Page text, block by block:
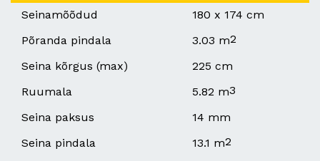
Seinamõõdud
180 x 174 cm
Põranda pindala
3.03 m2
Seina kõrgus (max)
225 cm
Ruumala
5.82 m3
Seina paksus
14 mm
Seina pindala
13.1 m2